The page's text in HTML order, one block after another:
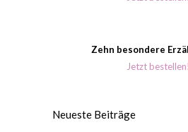
Zehn besondere
Jetzt bestellen!
Neueste Beiträge